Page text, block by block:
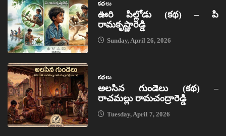
కథలు
ఊరి పిల్లోడు (కథ) – పి
రామకృష్ణారెడ్డి
Sunday, April 26, 2026
కథలు
అలసిన గుండెలు (కథ) –
రాచమల్లు రామచంద్రారెడ్డి
Tuesday, April 7, 2026